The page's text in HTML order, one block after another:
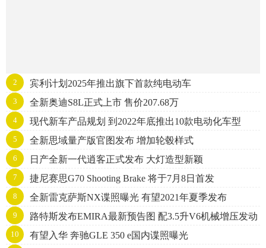
2 宾利计划2025年推出旗下首款纯电动车
3 全新奥迪S8L正式上市 售价207.68万
4 现代新车产品规划 到2022年底推出10款电动化车型
5 全新思域量产版官图发布 增加轮毂样式
6 日产全新一代逍客正式发布 大灯造型新颖
7 捷尼赛思G70 Shooting Brake 将于7月8日首发
8 全新雷克萨斯NX谍照曝光 有望2021年夏季发布
9
路特斯发布EMIRA最新预告图 配3.5升V6机械增压发动
机10 有望入华 奔驰GLE 350 e国内谍照曝光